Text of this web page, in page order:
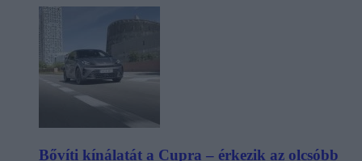
Bővíti kínálatát a Cupra – érkezik az olcsóbb